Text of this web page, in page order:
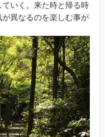
いく。来た時と帰る時
異なるのを楽しむ事が